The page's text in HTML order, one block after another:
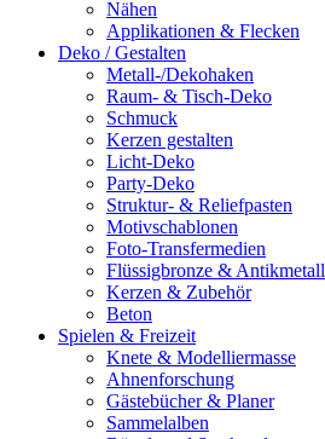
Nähen
Applikationen & Flecken
Deko / Gestalten
Metall-/Dekohaken
Raum- & Tisch-Deko
Schmuck
Kerzen gestalten
Licht-Deko
Party-Deko
Struktur- & Reliefpasten
Motivschablonen
Foto-Transfermedien
Flüssigbronze & Antikmetall
Kerzen & Zubehör
Beton
Spielen & Freizeit
Knete & Modelliermasse
Ahnenforschung
Gästebücher & Planer
Sammelalben